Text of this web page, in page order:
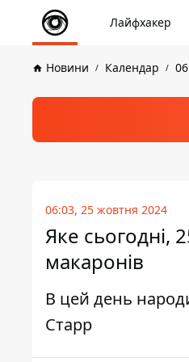
Лайфхакер
Новини Календар
06:03, 25 жовтня 2024
Яке сьогодні,
макаронів
В цей день
Старр